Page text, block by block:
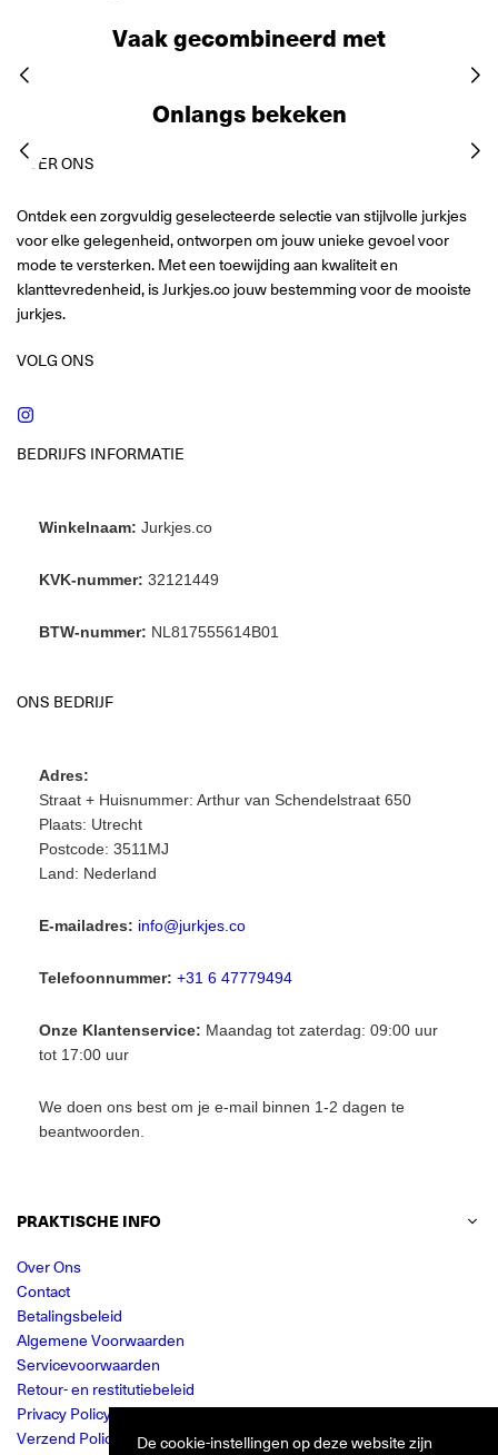
Vaak gecombineerd met
Onlangs bekeken
OVER ONS
Ontdek een zorgvuldig geselecteerde selectie van stijlvolle jurkjes
voor elke gelegenheid, ontworpen om jouw unieke gevoel voor
mode te versterken. Met een toewijding aan kwaliteit en
klanttevredenheid, is Jurkjes.co jouw bestemming voor de mooiste
jurkjes.
VOLG ONS
BEDRIJFS INFORMATIE
Winkelnaam: Jurkjes.co
KVK-nummer: 32121449
BTW-nummer: NL817555614B01
ONS BEDRIJF
Adres:
Straat + Huisnummer: Arthur van Schendelstraat 650
Plaats: Utrecht
Postcode: 3511MJ
Land: Nederland
E-mailadres: info@jurkjes.co
Telefoonnummer: +31 6 47779494
Onze Klantenservice: Maandag tot zaterdag: 09:00 uur
tot 17:00 uur
We doen ons best om je e-mail binnen 1-2 dagen te
beantwoorden.
PRAKTISCHE INFO
Over Ons
Contact
Betalingsbeleid
Algemene Voorwaarden
Servicevoorwaarden
Retour- en restitutiebeleid
Privacy Policy
Verzend Policy
De cookie-instellingen op deze website zijn